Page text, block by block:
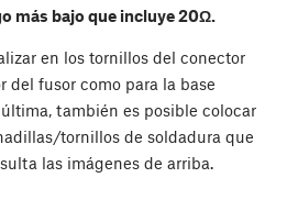
más bajo que incluye 20Ω.
en los tornillos del conector
del fusor como para la base
también es posible colocar
tornillos de soldadura que
las imágenes de arriba.